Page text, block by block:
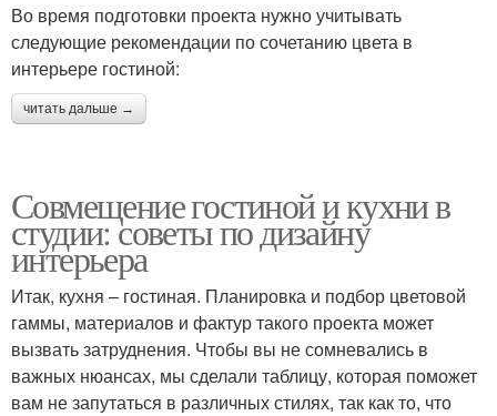
Во время подготовки проекта нужно учитывать
следующие рекомендации по сочетанию цвета в
интерьере гостиной:
читать дальше →
Совмещение гостиной и кухни в
студии: советы по дизайну
интерьера
Итак, кухня – гостиная. Планировка и подбор цветовой
гаммы, материалов и фактур такого проекта может
вызвать затруднения. Чтобы вы не сомневались в
важных нюансах, мы сделали таблицу, которая поможет
вам не запутаться в различных стилях, так как то, что